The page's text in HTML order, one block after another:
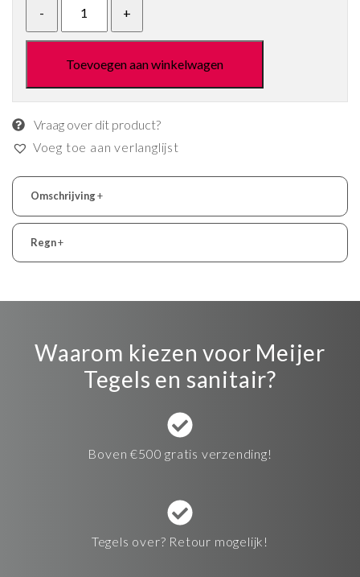
Toevoegen aan winkelwagen
Vraag over dit product?
Voeg toe aan verlanglijst
Omschrijving+
Regn+
Waarom kiezen voor Meijer
Tegels en sanitair?
Boven €500 gratis verzending!
Tegels over? Retour mogelijk!